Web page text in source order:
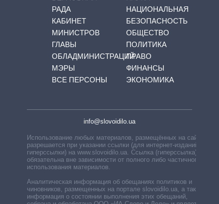
РАДА
КАБИНЕТ
МИНИСТРОВ
ГЛАВЫ
ОБЛАДМИНИСТРАЦИЙ
МЭРЫ
ВСЕ ПЕРСОНЫ
НАЦИОНАЛЬНАЯ
БЕЗОПАСНОСТЬ
ОБЩЕСТВО
ПОЛИТИКА
ПРАВО
ФИНАНСЫ
ЭКОНОМИКА
info@slovoidilo.ua
Использование любых материалов, размещённых на сайте,
разрешается при указании ссылки (для интернет-изданий —
гиперссылки) на www.slovoidilo.ua. Ссылка (гиперссылка)
обязательна вне зависимости от полного либо частичного
использования материалов.
Аналитическая информация об обещаниях политиков и
чиновников, размещенных на портале slovoidilo.ua, а также
информация о состоянии выполнения этих обещаний,